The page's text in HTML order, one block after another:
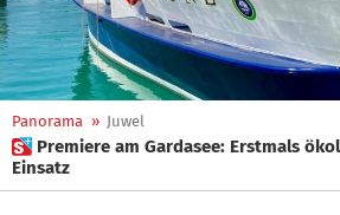
Panorama » Juwel
 Premiere am Gardasee: Erstmals ökologische Fähre im
Einsatz